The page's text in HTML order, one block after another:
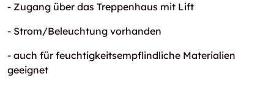
- Zugang über das Treppenhaus mit Lift
- Strom/Beleuchtung vorhanden
- auch für feuchtigkeitsempflindliche Materialien
geeignet